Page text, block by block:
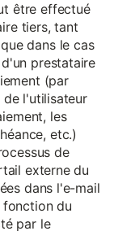
être effectué
tiers, tant
dans le cas
prestataire
(par
de l'utilisateur
les
etc.)
de
externe du
dans l'e-mail
du
par le